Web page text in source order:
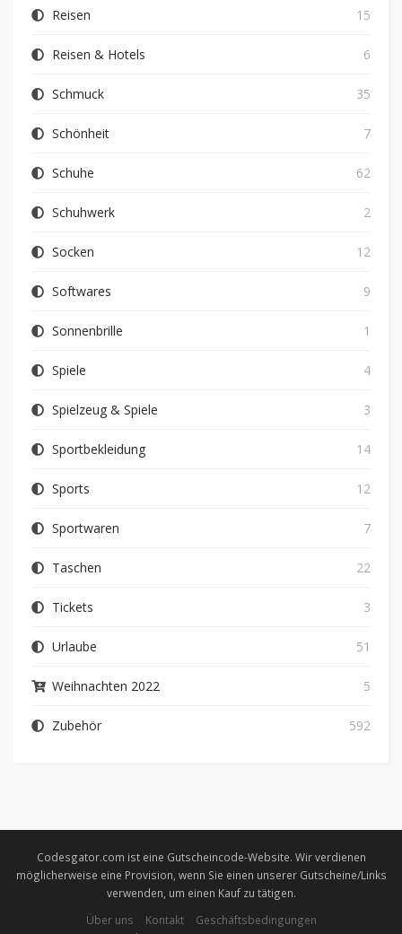
Reisen 15
Reisen & Hotels 6
Schmuck 35
Schönheit 7
Schuhe 62
Schuhwerk 2
Socken 12
Softwares 9
Sonnenbrille 1
Spiele 4
Spielzeug & Spiele 3
Sportbekleidung 14
Sports 12
Sportwaren 7
Taschen 22
Tickets 3
Urlaube 51
Weihnachten 2022 5
Zubehör 592
Codesgator.com ist eine Gutscheincode-Website. Wir verdienen
möglicherweise eine Provision, wenn Sie einen unserer Gutscheine/Links
verwenden, um einen Kauf zu tätigen.
Über uns
Kontakt
Geschäftsbedingungen